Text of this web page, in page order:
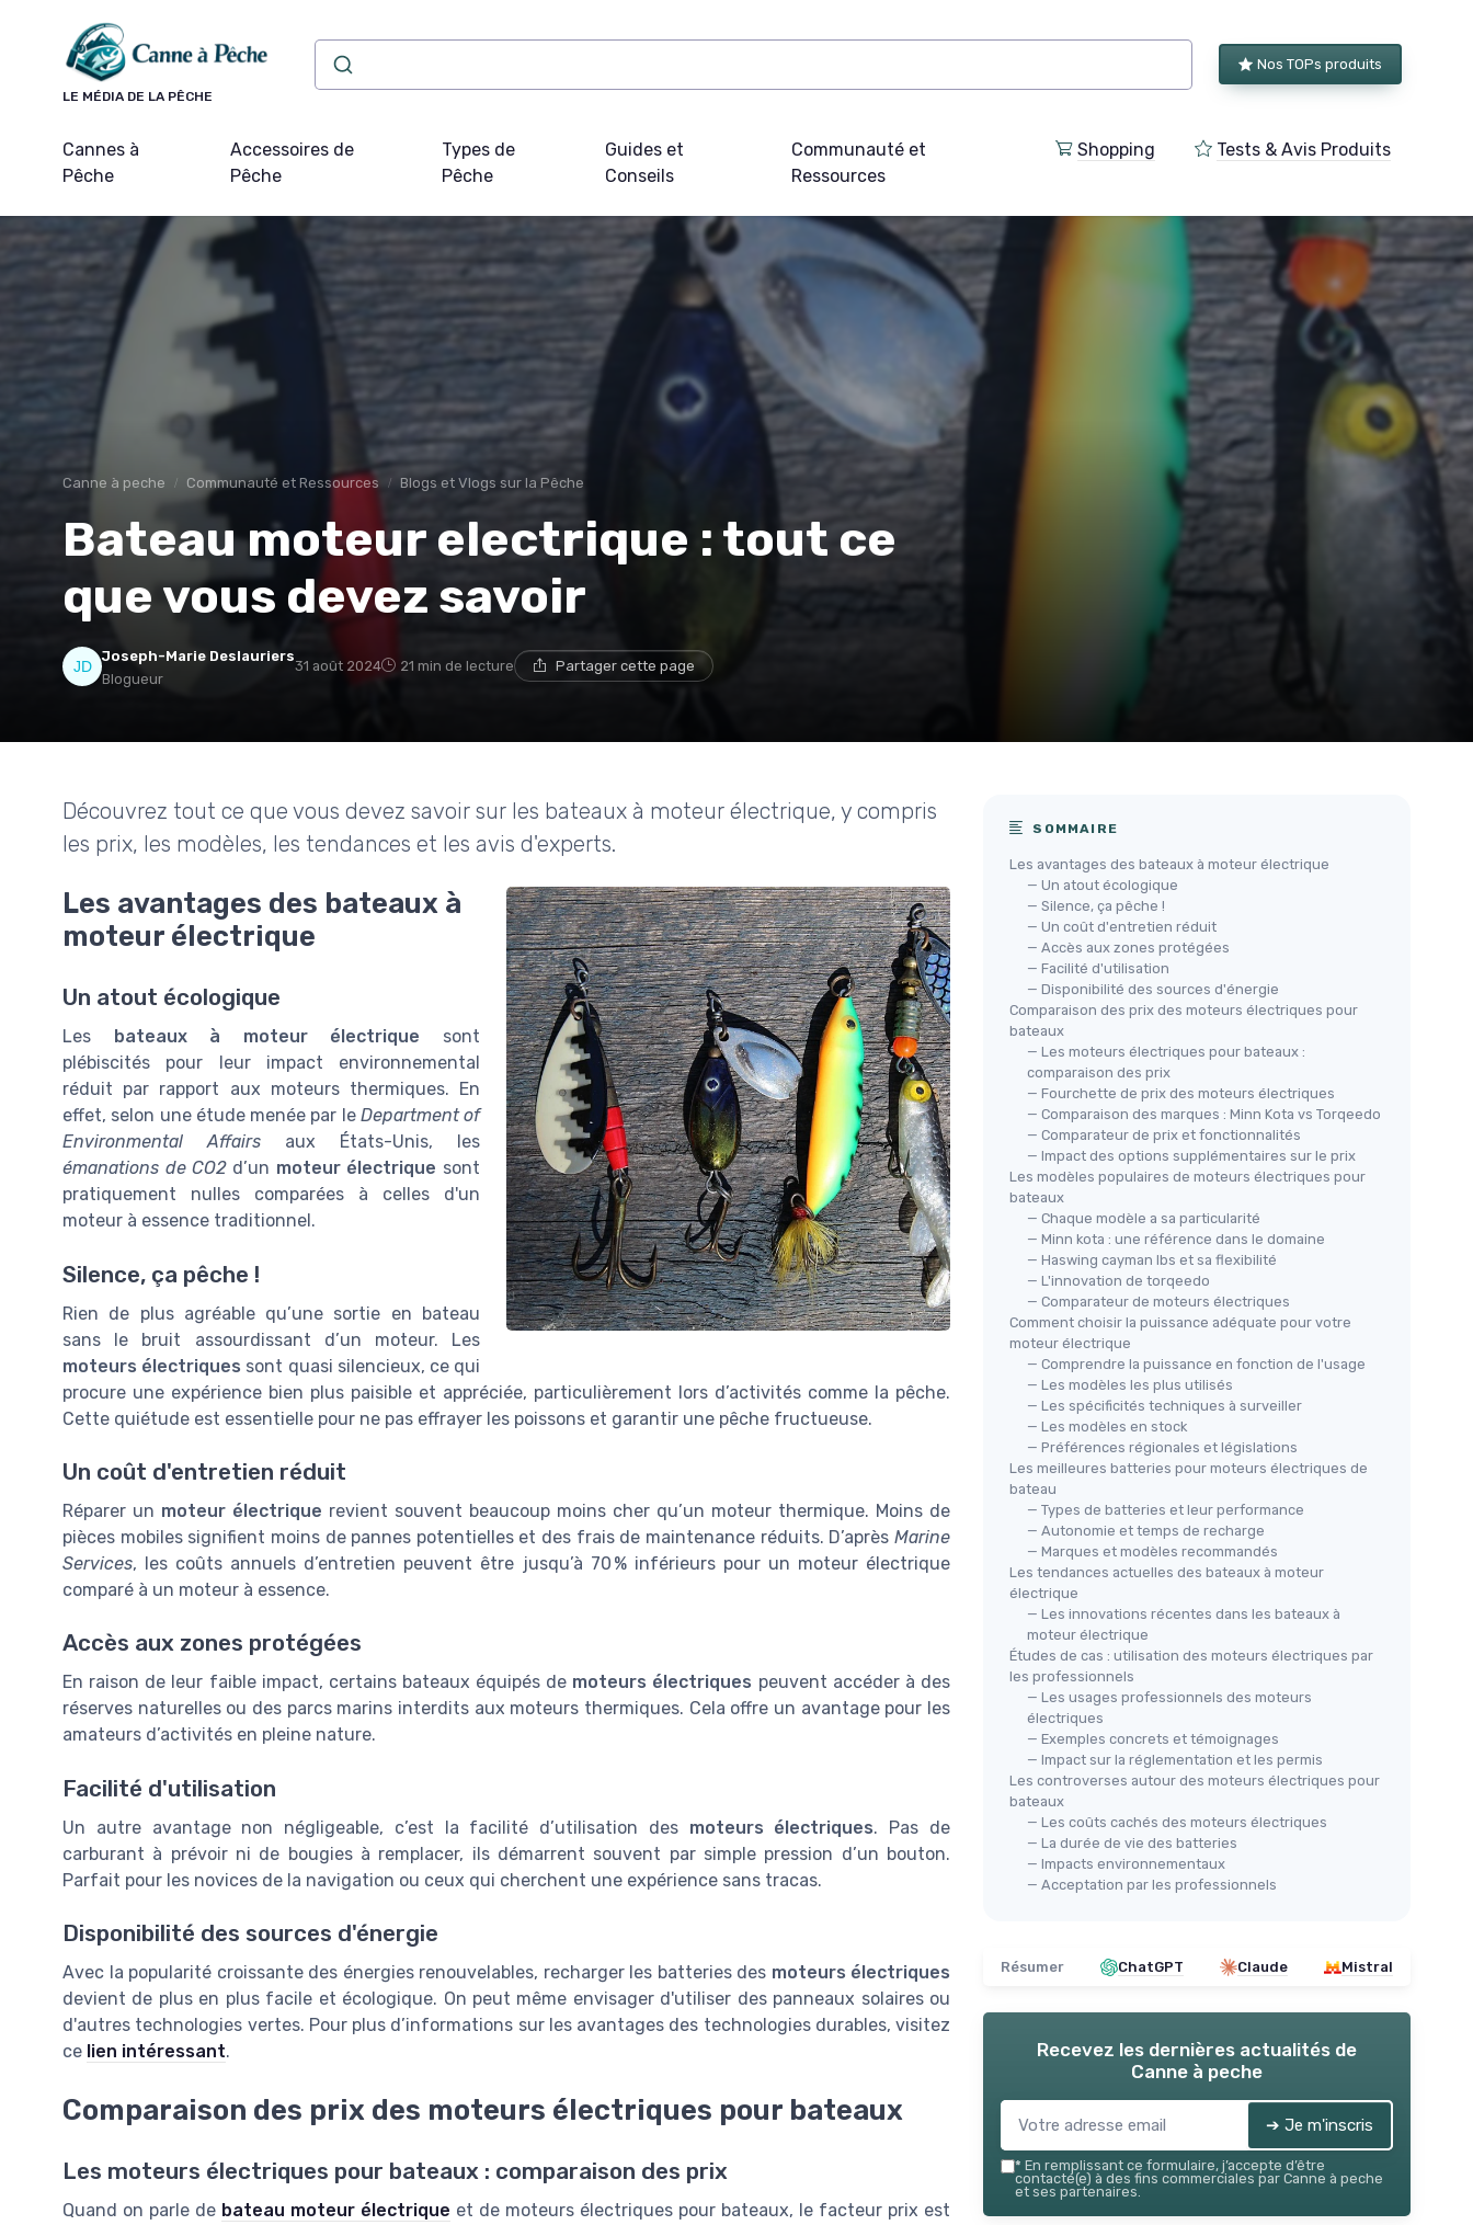
LE MÉDIA DE LA PÊCHE
Nos TOPs produits
Cannes à
Pêche
Accessoires de
Pêche
Types de
Pêche
Guides et
Conseils
Communauté et
Ressources
Shopping Tests & Avis Produits
Canne à peche Communauté et Ressources Blogs et Vlogs sur la Pêche
Bateau moteur electrique : tout ce
que vous devez savoir
Joseph-Marie Deslauriers
Blogueur
31 août 2024 21 min de lecture Partager cette page
Découvrez tout ce que vous devez savoir sur les bateaux à moteur électrique, y compris
les prix, les modèles, les tendances et les avis d'experts.
Les avantages des bateaux à
moteur électrique
Un atout écologique
Les bateaux à moteur électrique sont
plébiscités pour leur impact environnemental
réduit par rapport aux moteurs thermiques. En
effet, selon une étude menée par le Department of
Environmental Affairs aux États-Unis, les
émanations de CO2d’un moteur électrique sont
pratiquement nulles comparées à celles d'un
moteur à essence traditionnel.
Silence, ça pêche !
Rien de plus agréable qu’une sortie en bateau
sans le bruit assourdissant d’un moteur. Les
moteurs électriques sont quasi silencieux, ce qui
procure une expérience bien plus paisible et appréciée, particulièrement lors d’activités comme la pêche.
Cette quiétude est essentielle pour ne pas effrayer les poissons et garantir une pêche fructueuse.
Un coût d'entretien réduit
Réparer un moteur électrique revient souvent beaucoup moins cher qu’un moteur thermique. Moins de
pièces mobiles signifient moins de pannes potentielles et des frais de maintenance réduits. D’après Marine
Services, les coûts annuels d’entretien peuvent être jusqu’à 70 % inférieurs pour un moteur électrique
comparé à un moteur à essence.
Accès aux zones protégées
En raison de leur faible impact, certains bateaux équipés de moteurs électriques peuvent accéder à des
réserves naturelles ou des parcs marins interdits aux moteurs thermiques. Cela offre un avantage pour les
amateurs d’activités en pleine nature.
Facilité d'utilisation
Un autre avantage non négligeable, c’est la facilité d’utilisation des moteurs électriques. Pas de
carburant à prévoir ni de bougies à remplacer, ils démarrent souvent par simple pression d’un bouton.
Parfait pour les novices de la navigation ou ceux qui cherchent une expérience sans tracas.
Disponibilité des sources d'énergie
Avec la popularité croissante des énergies renouvelables, recharger les batteries des moteurs électriques
devient de plus en plus facile et écologique. On peut même envisager d'utiliser des panneaux solaires ou
d'autres technologies vertes. Pour plus d’informations sur les avantages des technologies durables, visitez
ce lien intéressant.
Comparaison des prix des moteurs électriques pour bateaux
Les moteurs électriques pour bateaux : comparaison des prix
Quand on parle de bateau moteur électrique et de moteurs électriques pour bateaux, le facteur prix est
SOMMAIRE
Les avantages des bateaux à moteur électrique
— Un atout écologique
— Silence, ça pêche !
— Un coût d'entretien réduit
— Accès aux zones protégées
— Facilité d'utilisation
— Disponibilité des sources d'énergie
Comparaison des prix des moteurs électriques pour
bateaux
— Les moteurs électriques pour bateaux :
comparaison des prix
— Fourchette de prix des moteurs électriques
— Comparaison des marques : Minn Kota vs Torqeedo
— Comparateur de prix et fonctionnalités
— Impact des options supplémentaires sur le prix
Les modèles populaires de moteurs électriques pour
bateaux
— Chaque modèle a sa particularité
— Minn kota : une référence dans le domaine
— Haswing cayman lbs et sa flexibilité
— L'innovation de torqeedo
— Comparateur de moteurs électriques
Comment choisir la puissance adéquate pour votre
moteur électrique
— Comprendre la puissance en fonction de l'usage
— Les modèles les plus utilisés
— Les spécificités techniques à surveiller
— Les modèles en stock
— Préférences régionales et législations
Les meilleures batteries pour moteurs électriques de
bateau
— Types de batteries et leur performance
— Autonomie et temps de recharge
— Marques et modèles recommandés
Les tendances actuelles des bateaux à moteur
électrique
— Les innovations récentes dans les bateaux à
moteur électrique
Études de cas : utilisation des moteurs électriques par
les professionnels
— Les usages professionnels des moteurs
électriques
— Exemples concrets et témoignages
— Impact sur la réglementation et les permis
Les controverses autour des moteurs électriques pour
bateaux
— Les coûts cachés des moteurs électriques
— La durée de vie des batteries
— Impacts environnementaux
— Acceptation par les professionnels
Résumer ChatGPT Claude Mistral
Recevez les dernières actualités de
Canne à peche
➔ Je m'inscris
* En remplissant ce formulaire, j’accepte d’être
contacté(e) à des fins commerciales par Canne à peche
et ses partenaires.